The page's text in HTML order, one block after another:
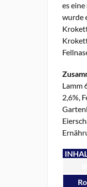
es
wurde
Lamm
2,6%,